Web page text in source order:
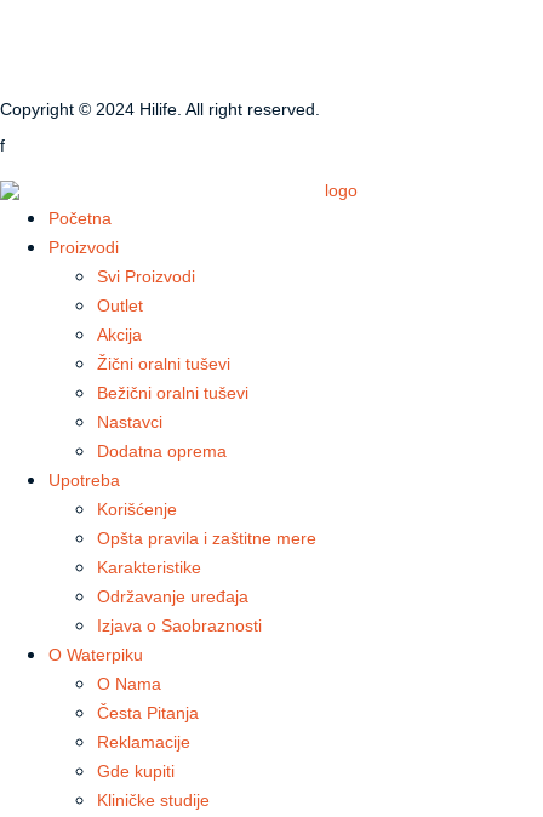
Copyright © 2024 Hilife. All right reserved.
f
Početna
Proizvodi
Svi Proizvodi
Outlet
Akcija
Žični oralni tuševi
Bežični oralni tuševi
Nastavci
Dodatna oprema
Upotreba
Korišćenje
Opšta pravila i zaštitne mere
Karakteristike
Održavanje uređaja
Izjava o Saobraznosti
O Waterpiku
O Nama
Česta Pitanja
Reklamacije
Gde kupiti
Kliničke studije